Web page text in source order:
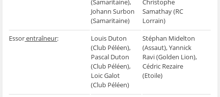
(Samaritaine),
Johann Surbon
(Samaritaine)
Christophe
Samathay (RC
Lorrain)
Essorentraîneur:
Louis Duton
(Club Péléen),
Pascal Duton
(Club Péléen),
Loic Galot
(Club Péléen)
Stéphan Midelton
(Assaut), Yannick
Ravi (Golden Lion),
Cédric Rezaire
(Etoile)